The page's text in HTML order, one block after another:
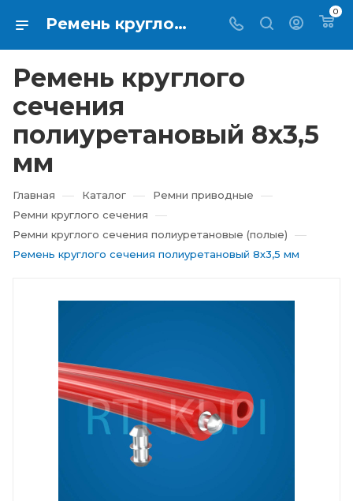
Ремень круглого сечения полиуретановый 8х3,5 мм купить в Екатеринбурге ⇨ RTI-KUPI
0
Ремень круглого
сечения
полиуретановый 8х3,5
мм
Главная — Каталог — Ремни приводные —
Ремни круглого сечения —
Ремни круглого сечения полиуретановые (полые) —
Ремень круглого сечения полиуретановый 8х3,5 мм